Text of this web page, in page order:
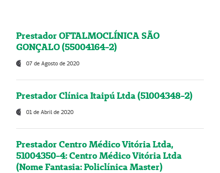
Prestador OFTALMOCLÍNICA SÃO
GONÇALO (55004164-2)
07 de Agosto de 2020
Prestador Clínica Itaipú Ltda (51004348-2)
01 de Abril de 2020
Prestador Centro Médico Vitória Ltda,
51004350-4: Centro Médico Vitória Ltda
(Nome Fantasia: Policlínica Master)